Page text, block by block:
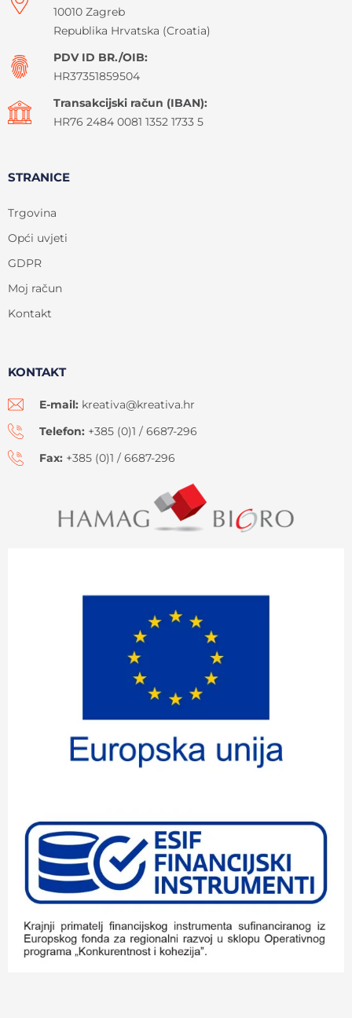
10010 Zagreb
Republika Hrvatska (Croatia)
PDV ID BR./OIB:
HR37351859504
Transakcijski račun (IBAN):
HR76 2484 0081 1352 1733 5
STRANICE
Trgovina
Opći uvjeti
GDPR
Moj račun
Kontakt
KONTAKT
E-mail: kreativa@kreativa.hr
Telefon: +385 (0)1 / 6687-296
Fax: +385 (0)1 / 6687-296